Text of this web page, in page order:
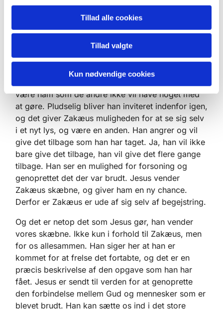
Tillad alle cookies
Tillad valgte
Kun nødvendige cookies
Zakæus selv, sker der noget der skaber en
forandring. Jesus ser ham, mens han sidder oppe i
træet. Og han beder ham komme ned fordi han vil
besøge ham. Og dermed skaber Jesus en
forandring for Zakæus. Han er ikke længere låst
være ham som de andre ikke vil have noget med
at gøre. Pludselig bliver han inviteret indenfor igen,
og det giver Zakæus muligheden for at se sig selv
i et nyt lys, og være en anden. Han angrer og vil
give det tilbage som han har taget. Ja, han vil ikke
bare give det tilbage, han vil give det flere gange
tilbage. Han ser en mulighed for forsoning og
genoprettet det der var brudt. Jesus vender
Zakæus skæbne, og giver ham en ny chance.
Derfor er Zakæus er ude af sig selv af begejstring.
Og det er netop det som Jesus gør, han vender
vores skæbne. Ikke kun i forhold til Zakæus, men
for os allesammen. Han siger her at han er
kommet for at frelse det fortabte, og det er en
præcis beskrivelse af den opgave som han har
fået. Jesus er sendt til verden for at genoprette
den forbindelse mellem Gud og mennesker som er
blevet brudt. Han kan sætte os ind i det store